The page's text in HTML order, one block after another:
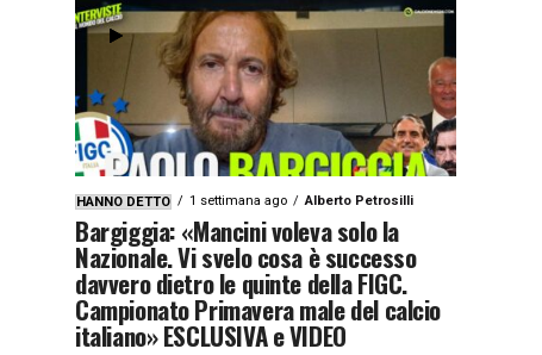
HANNO DETTO 1 settimana ago Alberto Petrosilli
Bargiggia: «Mancini voleva solo la
Nazionale. Vi svelo cosa è successo
davvero dietro le quinte della FIGC.
Campionato Primavera male del calcio
italiano» ESCLUSIVA e VIDEO